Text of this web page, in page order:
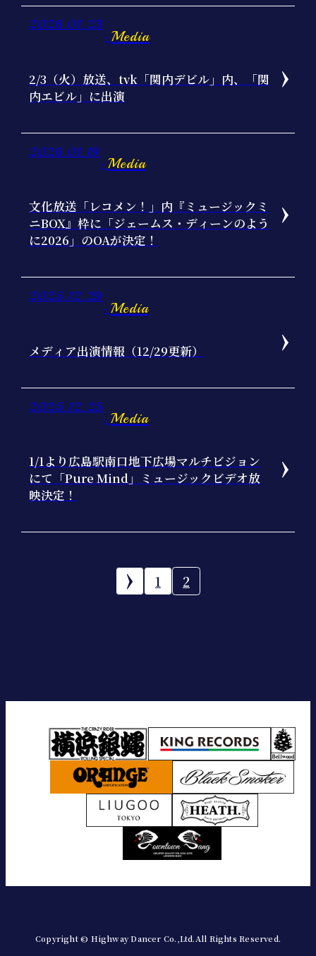
2026.01.23
- Media
2/3（火）放送、tvk「関内デビル」内、「関
内エビル」に出演
2026.01.19
- Media
文化放送「レコメン！」内『ミュージックミ
ニBOX』枠に「ジェームス・ディーンのよう
に2026」のOAが決定！
2025.12.29
- Media
メディア出演情報（12/29更新）
2025.12.25
- Media
1/1より広島駅南口地下広場マルチビジョン
にて「Pure Mind」ミュージックビデオ放
映決定！
1 2
Copyright © Highway Dancer Co.,Ltd.All Rights Reserved.